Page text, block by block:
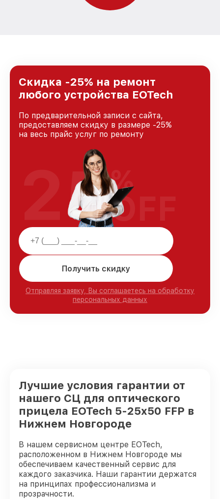
Скидка -25% на ремонт
любого устройства EOTech
По предварительной записи с сайта,
предоставляем скидку в размере -25%
на весь прайс услуг по ремонту
Получить скидку
Отправляя заявку, Вы соглашаетесь на обработку
персональных данных
25%
OFF
Лучшие условия гарантии от
нашего СЦ для оптического
прицела EOTech 5-25x50 FFP в
Нижнем Новгороде
В нашем сервисном центре EOTech,
расположенном в Нижнем Новгороде мы
обеспечиваем качественный сервис для
каждого заказчика. Наши гарантии держатся
на принципах профессионализма и
прозрачности.